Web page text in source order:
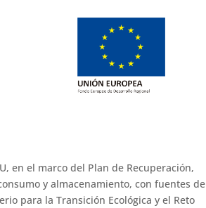
en el marco del Plan de Recuperación,
y almacenamiento, con fuentes de
para la Transición Ecológica y el Reto